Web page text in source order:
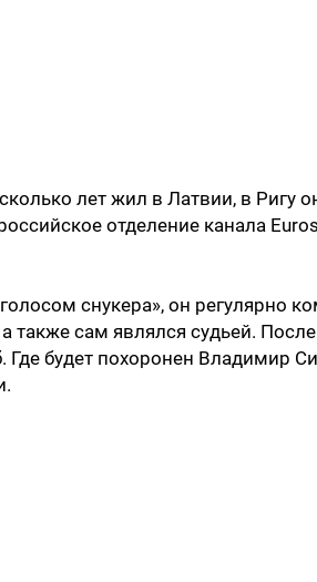
лет жил в Латвии, в Ригу
отделение канала
снукера», он регулярно
сам являлся судьей. После
Где будет похоронен Владимир